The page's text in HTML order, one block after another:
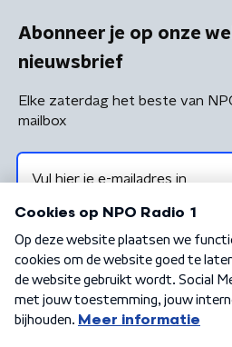
Abonneer je op onze
nieuwsbrief
Elke zaterdag het beste van
mailbox
Algemene voorwaarden